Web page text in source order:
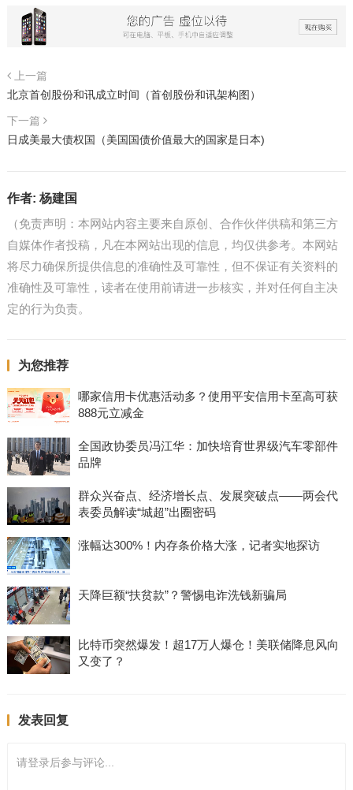
上一篇
北京首创股份和讯成立时间（首创股份和讯架构图）
下一篇
日成美最大债权国（美国国债价值最大的国家是日本)
作者: 杨建国
（免责声明：本网站内容主要来自原创、合作伙伴供稿和第三方
自媒体作者投稿，凡在本网站出现的信息，均仅供参考。本网站
将尽力确保所提供信息的准确性及可靠性，但不保证有关资料的
准确性及可靠性，读者在使用前请进一步核实，并对任何自主决
定的行为负责。
为您推荐
哪家信用卡优惠活动多？使用平安信用卡至高可获
888元立减金
全国政协委员冯江华：加快培育世界级汽车零部件
品牌
群众兴奋点、经济增长点、发展突破点——两会代
表委员解读“城超”出圈密码
涨幅达300%！内存条价格大涨，记者实地探访
天降巨额“扶贫款”？警惕电诈洗钱新骗局
比特币突然爆发！超17万人爆仓！美联储降息风向
又变了？
发表回复
请登录后参与评论...